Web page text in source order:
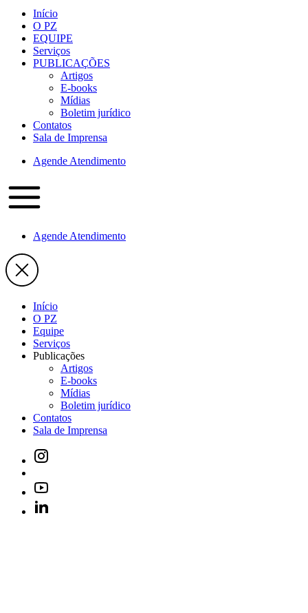
Início
O PZ
EQUIPE
Serviços
PUBLICAÇÕES
Artigos
E-books
Mídias
Boletim jurídico
Contatos
Sala de Imprensa
Agende Atendimento
Agende Atendimento
Início
O PZ
Equipe
Serviços
Publicações
Artigos
E-books
Mídias
Boletim jurídico
Contatos
Sala de Imprensa